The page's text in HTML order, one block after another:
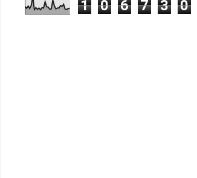
1 0 6 7 3 0